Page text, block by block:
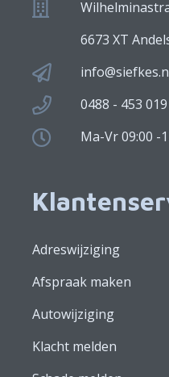
6673 XT
0488 - 453 019
Ma-Vr 09:00 -
Adreswijziging
Afspraak maken
Autowijziging
Klacht melden